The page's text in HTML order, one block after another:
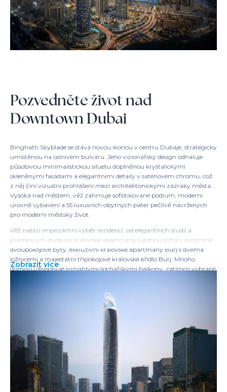
Pozvedněte život nad
Downtown Dubai
Binghatti Skyblade se stává novou ikonou v centru Dubaje, strategicky
umístěnou na oslnivém bulváru. Jeho vizionářský design odhaluje
působivou minimalistickou siluetu doplněnou krystalickými
skleněnými fasádami a elegantními detaily v saténovém chromu, což
z něj činí vizuální prohlášení mezi architektonickými zázraky města.
Vysoká nad městem, věž zahrnuje sofistikované podium, moderní
úrovně vybavení a 55 luxusních obytných pater pečlivě navržených
pro moderní městský život.
Věž nabízí impozantní výběr rezidencí, od elegantních studií a
prémiových studií po královské apartmány s jednou ložnicí, prostorné
dvoupokojové byty, exkluzivní královské apartmány Burj s dvěma
ložnicemi a majestátní třípokojové královské křídlo Burj. Mnoho
domovů disponuje rozsáhlými sochařskými balkony, zatímco vybrané
materiály a přizpůsobené povrchové úpravy, což zajišťuje moderní
Nacházející se v srdci živé čtvrti centra Dubaje, Binghatti Skyblade vás
umisťuje na dosah světově proslulého Burj Khalifa, Dubai Mall a
nejvýznamnějších obchodních center města. Tato vyhledávaná adresa
zaručuje bezproblémové spojení se vším, co Dubaj nabízí, od fine
dining a luxusního nakupování po hlavní korporátní destinace.
Užijte si výjimečný životní styl s prémiovými zařízeními, včetně
velkolepé lobby, posilovny s výhledem na panorama města, běžecké
Zobrazit více